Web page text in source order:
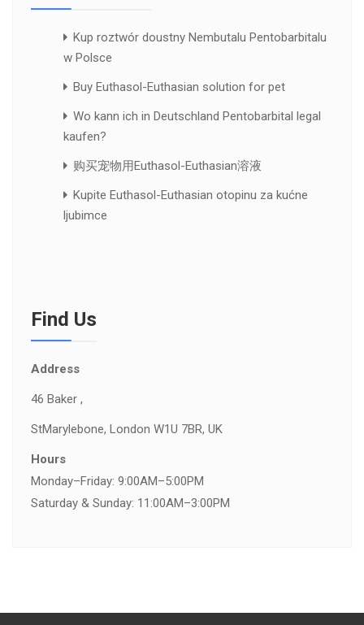
Kup roztwór doustny Nembutalu Pentobarbitalu
w Polsce
Buy Euthasol-Euthasian solution for pet
Wo kann ich in Deutschland Pentobarbital legal
kaufen?
购买宠物用Euthasol-Euthasian溶液
Kupite Euthasol-Euthasian otopinu za kućne
ljubimce
Find Us
Address
46 Baker ,
StMarylebone, London W1U 7BR, UK
Hours
Monday–Friday: 9:00AM–5:00PM
Saturday & Sunday: 11:00AM–3:00PM